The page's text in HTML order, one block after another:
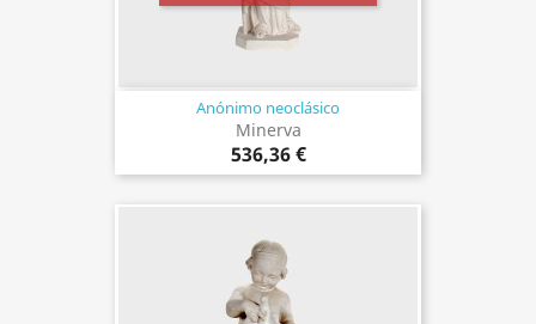
Anónimo neoclásico
Minerva
536,36 €